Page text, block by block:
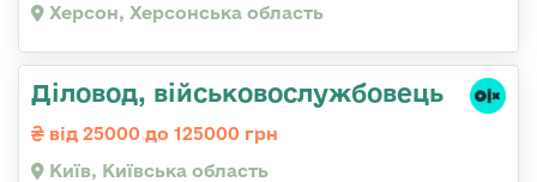
Херсон, Херсонська область
Діловод, військовослужбовець
від 25000 до 125000 грн
Київ, Київська область